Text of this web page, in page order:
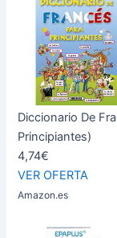
Diccionario De
Principiantes)
4,74€
VER OFERTA
Amazon.es